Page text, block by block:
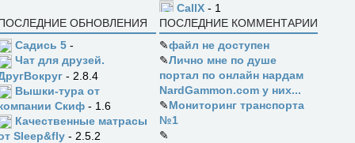
CallX - 1
ОБНОВЛЕНИЯ
Садись 5 -
Чат для друзей.
- 2.8.4
Вышки-тура от
Скиф - 1.6
Качественные матрасы
Sleep&fly - 2.5.2
ПОСЛЕДНИЕ КОММЕНТАРИИ
✎файл не доступен
✎Лично мне по душе
портал по онлайн нардам
NardGammon.com у них...
✎Мониторинг транспорта
№1
✎